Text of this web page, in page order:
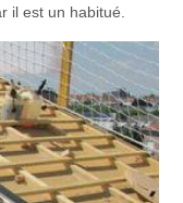
il est un habitué.